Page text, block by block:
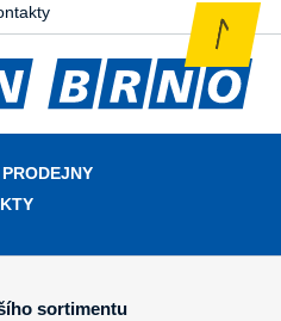
sortimentu